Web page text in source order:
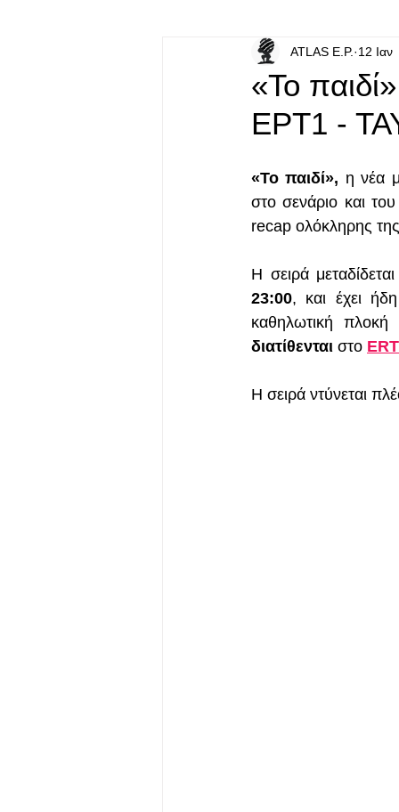
«Το
ΕΡΤ1 -
ATLAS E.P. 12 Ιαν
«Το παιδί», η νέα
στο σενάριο και
recap ολόκληρης της
Η σειρά
23:00, και έχει
καθηλωτική
διατίθενται στο
Η σειρά ντύνεται